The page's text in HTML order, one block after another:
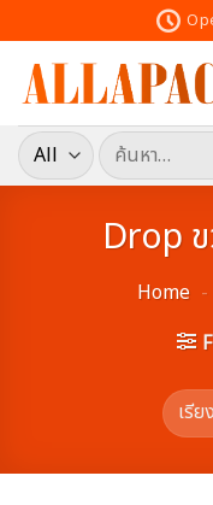
to
content
ค้นหา:
Drop
Home -